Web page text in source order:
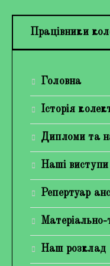
Працівники
Головна
Історія
Дипломи та
Наші виступи
Репертуар
Матеріально-
Наш розклад